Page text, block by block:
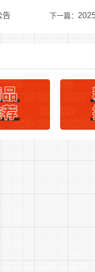
格初审、笔试、面试
告 下一篇：